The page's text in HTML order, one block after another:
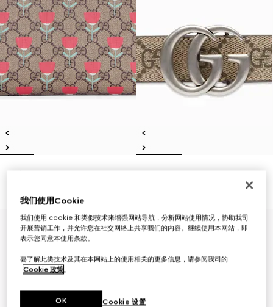
我们使用Cookie
我们使用 cookie 和类似技术来增强网站导航，分析网站使用情况，协助我司
开展营销工作，并允许您在社交网络上共享我们的内容。继续使用本网站，即
表示您同意本使用条款。
要了解此类技术及其在本网站上的使用相关的更多信息，请参阅我司的
Cookie 政策。
Cookie 设置
OK